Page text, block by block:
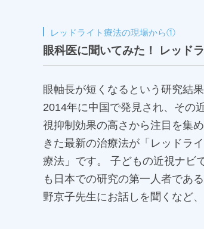
レッドライト療法の現場から①
眼科医に聞いてみた！ レッド
眼軸長が短くなるという研究結
2014年に中国で発見され、その
視抑制効果の高さから注目を集
きた最新の治療法が「レッドライ
療法」です。 子どもの近視ナビで
も日本での研究の第一人者であ
野京子先生にお話しを聞くなど